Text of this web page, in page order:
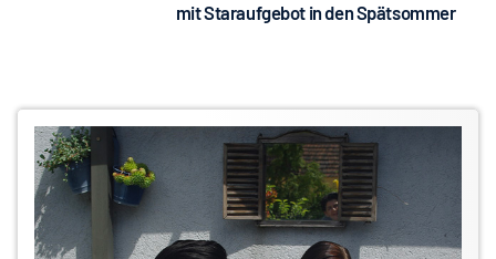
mit Staraufgebot in den Spätsommer